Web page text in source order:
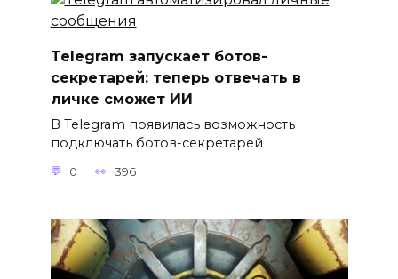
Telegram запускает ботов-
секретарей: теперь отвечать в
личке сможет ИИ
В Telegram появилась возможность
подключать ботов-секретарей
0 396